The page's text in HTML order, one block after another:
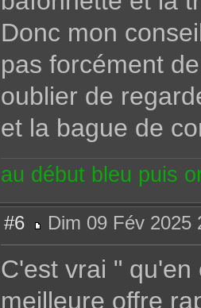
Donc mon
pas forcément
oublier de
et la bague de
au début bleu puis
#6
e
a
e
Dim 09 Fév 2025
C'est vrai " qu'en
meilleure offre